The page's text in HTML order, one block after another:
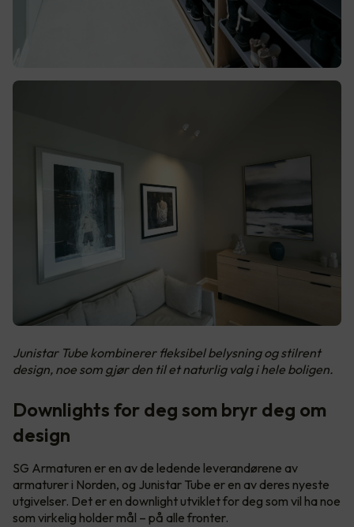
Junistar Tube kombinerer fleksibel belysning og stilrent
design, noe som gjør den til et naturlig valg i hele boligen.
Downlights for deg som bryr deg om
design
SG Armaturen er en av de ledende leverandørene av
armaturer i Norden, og Junistar Tube er en av deres nyeste
utgivelser. Det er en downlight utviklet for deg som vil ha noe
som virkelig holder mål – på alle fronter.